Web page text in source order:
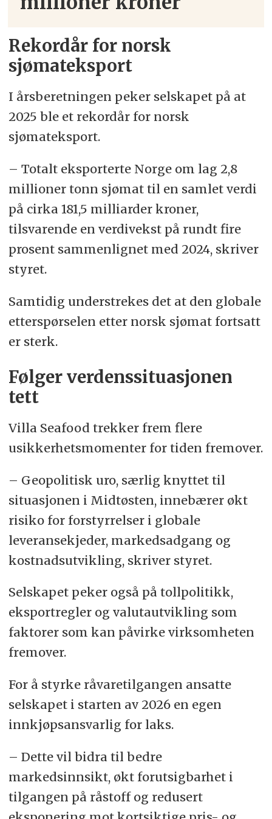
Rekordår for norsk
sjømateksport
I årsberetningen peker selskapet på at
2025 ble et rekordår for norsk
sjømateksport.
– Totalt eksporterte Norge om lag 2,8
millioner tonn sjømat til en samlet verdi
på cirka 181,5 milliarder kroner,
tilsvarende en verdivekst på rundt fire
prosent sammenlignet med 2024, skriver
styret.
Samtidig understrekes det at den globale
etterspørselen etter norsk sjømat fortsatt
er sterk.
Følger verdenssituasjonen
tett
Villa Seafood trekker frem flere
usikkerhetsmomenter for tiden fremover.
– Geopolitisk uro, særlig knyttet til
situasjonen i Midtøsten, innebærer økt
risiko for forstyrrelser i globale
leveransekjeder, markedsadgang og
kostnadsutvikling, skriver styret.
Selskapet peker også på tollpolitikk,
eksportregler og valutautvikling som
faktorer som kan påvirke virksomheten
fremover.
For å styrke råvaretilgangen ansatte
selskapet i starten av 2026 en egen
innkjøpsansvarlig for laks.
– Dette vil bidra til bedre
markedsinnsikt, økt forutsigbarhet i
tilgangen på råstoff og redusert